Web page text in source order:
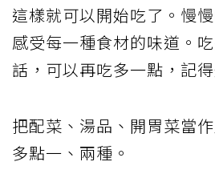
這樣就可以開始吃了。慢
感受每一種食材的味道。
話，可以再吃多一點，記
把配菜、湯品、開胃菜當
多點一、兩種。